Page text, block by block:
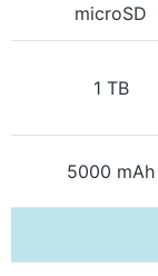
microSD
1 TB
5000 mAh